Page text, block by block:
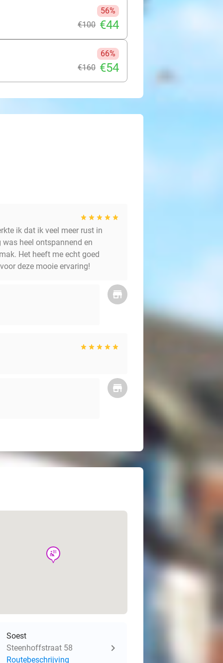
56%
€100 €44
66%
€160 €54
ik dat ik veel meer rust in
heel ontspannend en
Het heeft me echt goed
deze mooie ervaring!
wellness
Soest
Steenhoffstraat 58
Routebeschrijving